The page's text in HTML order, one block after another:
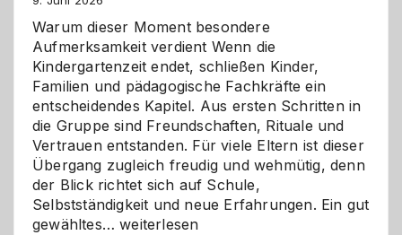
Warum dieser Moment besondere
Aufmerksamkeit verdient Wenn die
Kindergartenzeit endet, schließen Kinder,
Familien und pädagogische Fachkräfte ein
entscheidendes Kapitel. Aus ersten Schritten in
die Gruppe sind Freundschaften, Rituale und
Vertrauen entstanden. Für viele Eltern ist dieser
Übergang zugleich freudig und wehmütig, denn
der Blick richtet sich auf Schule,
Selbstständigkeit und neue Erfahrungen. Ein gut
gewähltes…Abschied
weiterlesen